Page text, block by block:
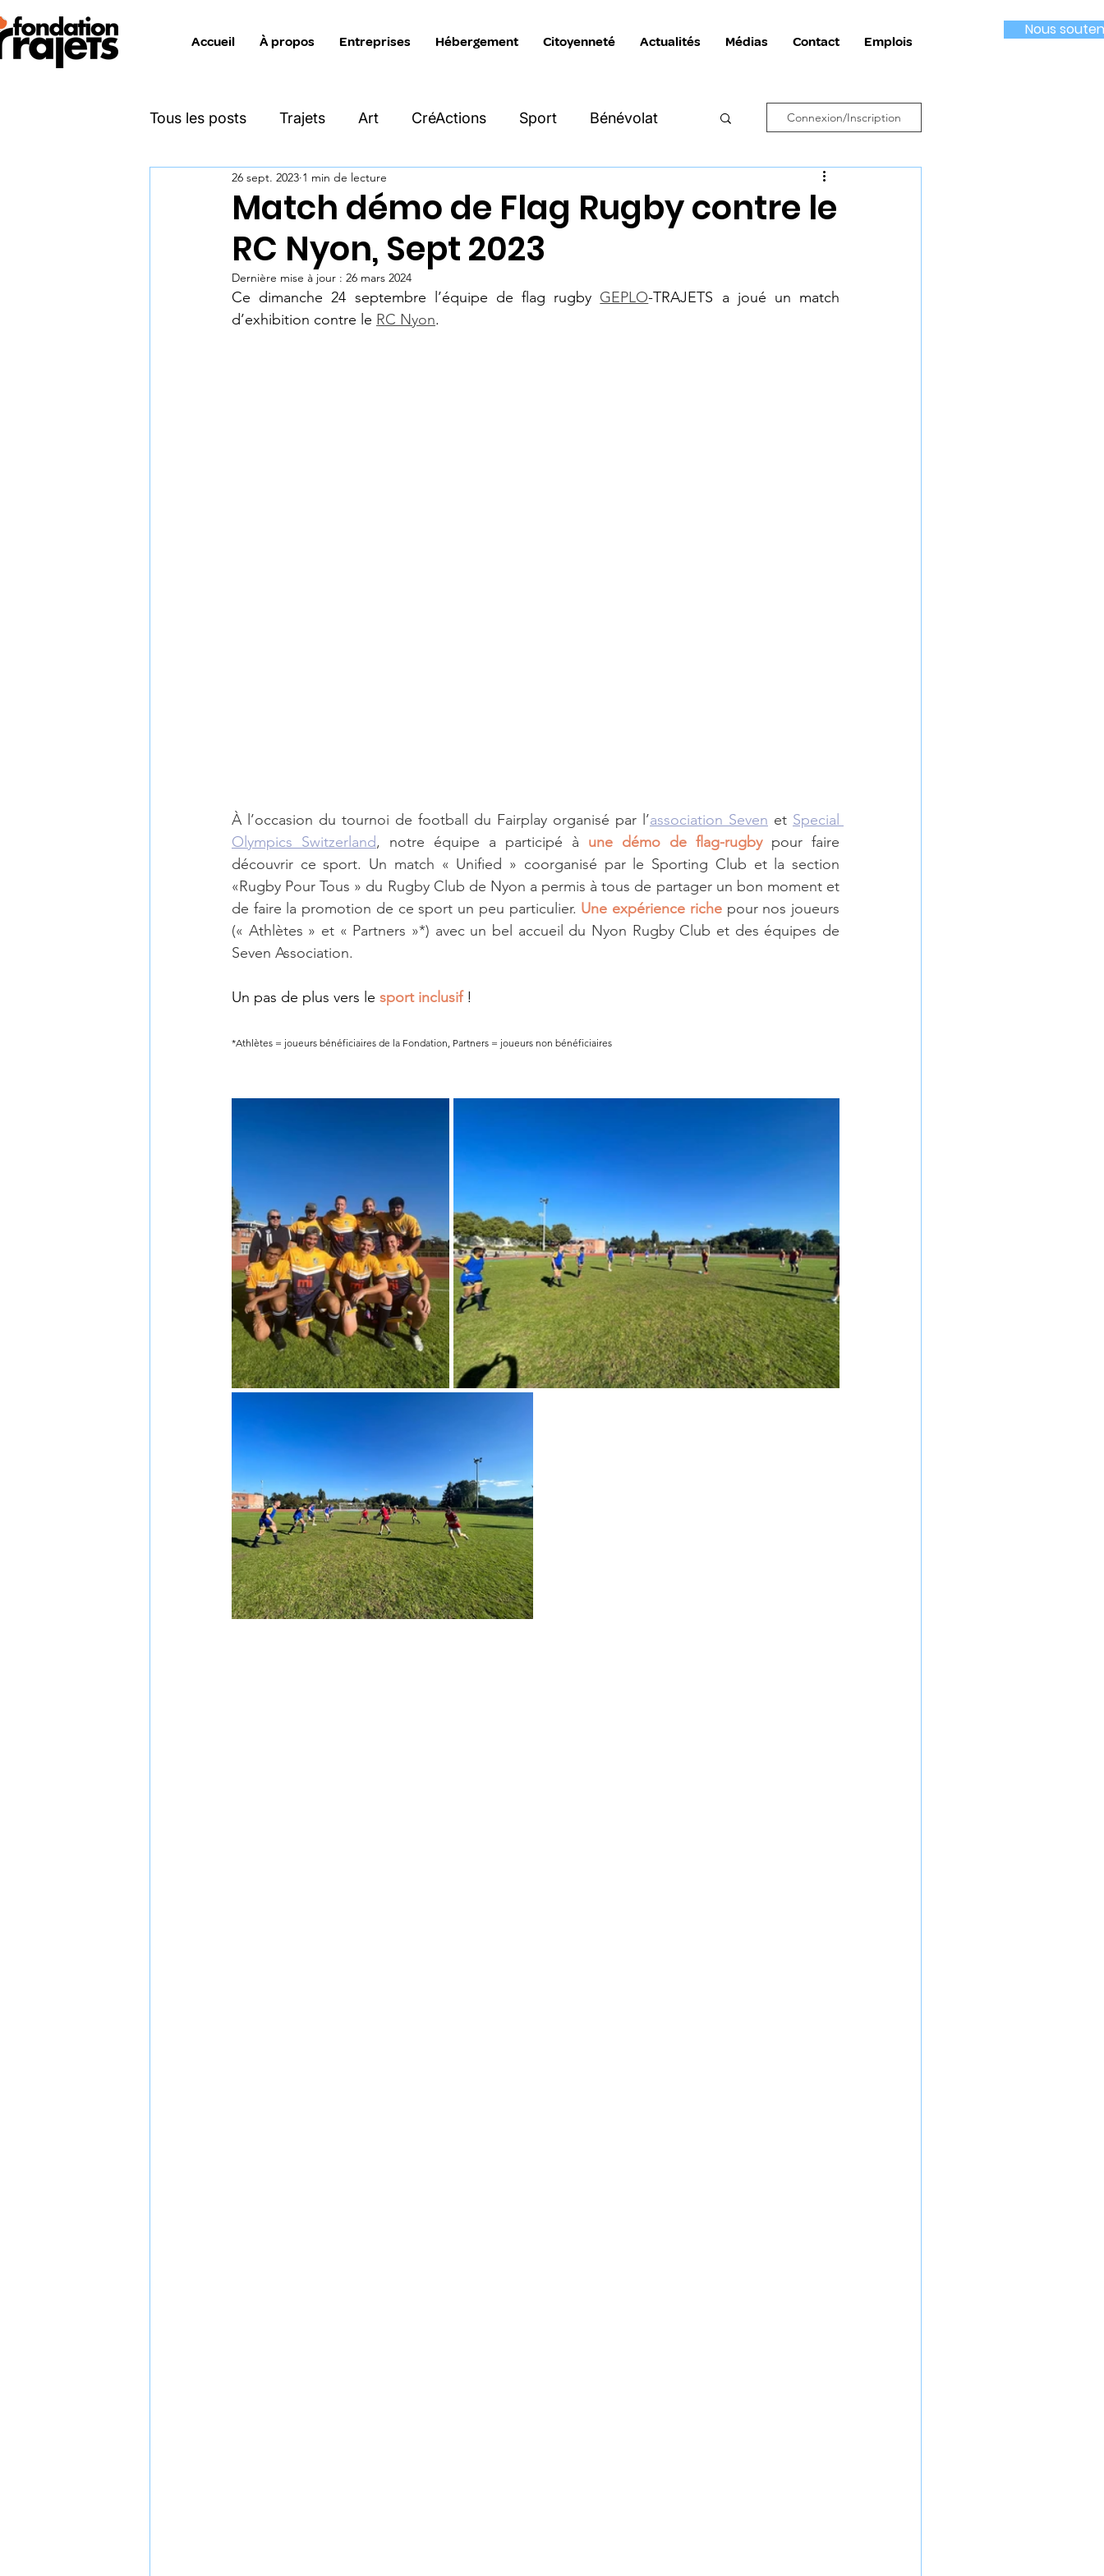
Accueil À propos Entreprises Hébergement Citoyenneté Actualités Médias Contact Emplois
Nous
Tous les posts Trajets Art CréActions Sport Bénévolat
Katimavik Move On Intersection
Projet Zéro Déchet Entreprises Hébergement
Info interne collaborateurs
Connexion/Inscription
Match démo de Flag Rugby contre le
RC Nyon, Sept 2023
26 sept. 2023 1 min de lecture
Dernière mise à jour : 26 mars 2024
Ce dimanche 24 septembre l’équipe de flag rugby GEPLO-TRAJETS a joué un match
d’exhibition contre le RC Nyon.
À l’occasion du tournoi de football du Fairplay organisé par l’association Seven et Special
Olympics Switzerland, notre équipe a participé à une démo de flag-rugby pour faire
découvrir ce sport. Un match « Unified » coorganisé par le Sporting Club et la section
«Rugby Pour Tous » du Rugby Club de Nyon a permis à tous de partager un bon moment et
de faire la promotion de ce sport un peu particulier. Une expérience riche pour nos joueurs
(« Athlètes » et « Partners »*) avec un bel accueil du Nyon Rugby Club et des équipes de
Seven Association.
Un pas de plus vers le sport inclusif !
*Athlètes = joueurs bénéficiaires de la Fondation, Partners = joueurs non bénéficiaires